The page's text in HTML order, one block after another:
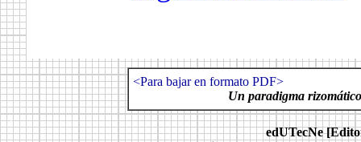
..
<Para bajar en formato PDF>
Un paradigma
.
edUTecNe